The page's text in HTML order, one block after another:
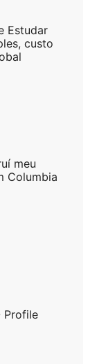
Estudar
custo
meu
Columbia
Profile